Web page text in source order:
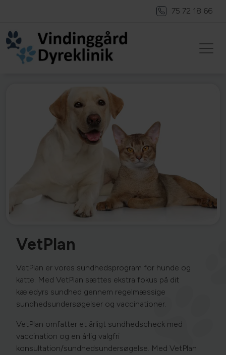
75 72 18 66
VetPlan
VetPlan er vores sundhedsprogram for hunde og
katte. Med VetPlan sættes ekstra fokus på dit
kæledyrs sundhed gennem regelmæssige
sundhedsundersøgelser og vaccinationer.
VetPlan omfatter et årligt sundhedscheck med
vaccination og en årlig valgfri
konsultation/sundhedsundersøgelse. Med VetPlan